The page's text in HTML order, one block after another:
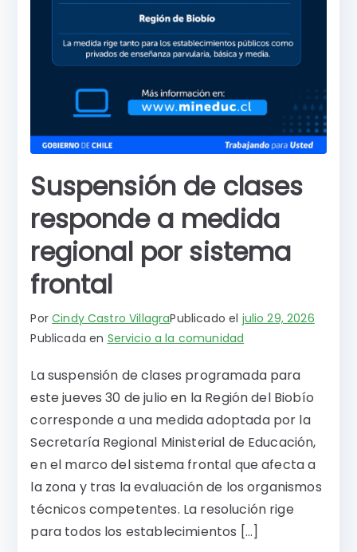
Suspensión de clases
responde a medida
regional por sistema
frontal
PorCindy Castro VillagraPublicado el julio 29, 2026
Publicada en Servicio a la comunidad
La suspensión de clases programada para
este jueves 30 de julio en la Región del Biobío
corresponde a una medida adoptada por la
Secretaría Regional Ministerial de Educación,
en el marco del sistema frontal que afecta a
la zona y tras la evaluación de los organismos
técnicos competentes. La resolución rige
para todos los establecimientos […]